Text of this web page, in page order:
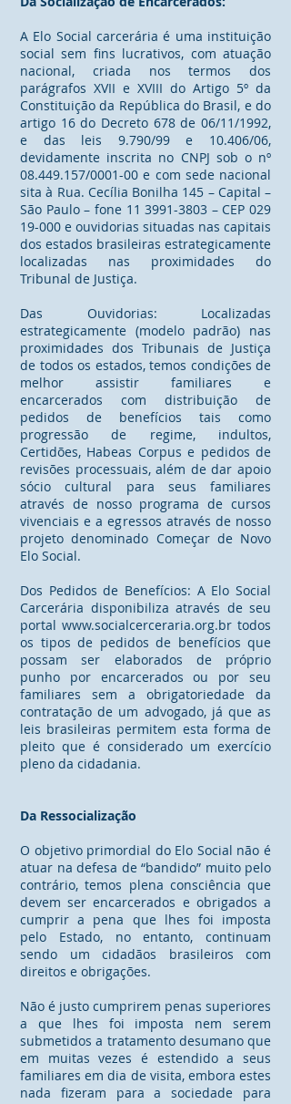
A Elo Social carcerária é uma instituição
social sem fins lucrativos, com atuação
nacional, criada nos termos dos
parágrafos XVII e XVIII do Artigo 5º da
Constituição da República do Brasil, e do
artigo 16 do Decreto 678 de 06/11/1992,
e das leis 9.790/99 e 10.406/06,
devidamente inscrita no CNPJ sob o nº
08.449.157/0001-00 e com sede nacional
sita à Rua. Cecília Bonilha 145 – Capital –
São Paulo – fone 11 3991-3803 – CEP 029
19-000 e ouvidorias situadas nas capitais
dos estados brasileiras estrategicamente
localizadas nas proximidades do
Tribunal de Justiça.
Das Ouvidorias: Localizadas
estrategicamente (modelo padrão) nas
proximidades dos Tribunais de Justiça
de todos os estados, temos condições de
melhor assistir familiares e
encarcerados com distribuição de
pedidos de benefícios tais como
progressão de regime, indultos,
Certidões, Habeas Corpus e pedidos de
revisões processuais, além de dar apoio
sócio cultural para seus familiares
através de nosso programa de cursos
vivenciais e a egressos através de nosso
projeto denominado Começar de Novo
Elo Social.
Dos Pedidos de Benefícios: A Elo Social
Carcerária disponibiliza através de seu
portal www.socialcerceraria.org.br todos
os tipos de pedidos de benefícios que
possam ser elaborados de próprio
punho por encarcerados ou por seu
familiares sem a obrigatoriedade da
contratação de um advogado, já que as
leis brasileiras permitem esta forma de
pleito que é considerado um exercício
pleno da cidadania.
Da Ressocialização
O objetivo primordial do Elo Social não é
atuar na defesa de “bandido” muito pelo
contrário, temos plena consciência que
devem ser encarcerados e obrigados a
cumprir a pena que lhes foi imposta
pelo Estado, no entanto, continuam
sendo um cidadãos brasileiros com
direitos e obrigações.
Não é justo cumprirem penas superiores
a que lhes foi imposta nem serem
submetidos a tratamento desumano que
em muitas vezes é estendido a seus
familiares em dia de visita, embora estes
nada fizeram para a sociedade para